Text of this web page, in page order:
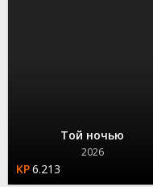
Той ночью
2026
6.213